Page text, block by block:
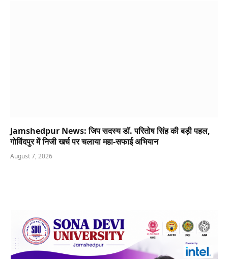
Jamshedpur News: जिप सदस्य डॉ. परितोष सिंह की बड़ी पहल,
गोविंदपुर में निजी खर्च पर चलाया महा-सफाई अभियान
August 7, 2026